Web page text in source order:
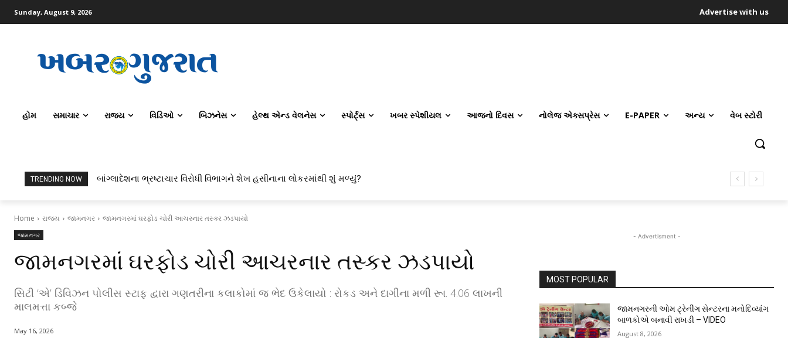
Sunday, August 9, 2026 Advertise with us
હોમ સમાચાર રાજ્ય વિડિઓ બિઝનેસ હેલ્થ એન્ડ વેલનેસ સ્પોર્ટ્સ ખબર સ્પેશીયલ આજનો દિવસ નોલેજ એક્સપ્રેસ E-PAPER અન્ય વેબ સ્ટોરી
TRENDING NOW બાંગ્લાદેશના ભ્રષ્ટાચાર વિરોધી વિભાગને શેખ હસીનાના લોકરમાંથી શું મળ્યું?
Home રાજ્ય જામનગર જામનગરમાં ઘરફોડ ચોરી આચરનાર તસ્કર ઝડપાયો
જામનગર
જામનગરમાં ઘરફોડ ચોરી આચરનાર તસ્કર ઝડપાયો
સિટી ‘એ’ ડિવિઝન પોલીસ સ્ટાફ દ્વારા ગણતરીના કલાકોમાં જ ભેદ ઉકેલાયો : રોકડ અને દાગીના મળી રૂા. 4.06 લાખની
માલમત્તા કબ્જે
May 16, 2026
- Advertisment -
MOST POPULAR
જામનગરની ઓમ ટ્રેનીંગ સેન્ટરના મનોદિવ્યાંગ
બાળકોએ બનાવી રાખડી – VIDEO
August 8, 2026